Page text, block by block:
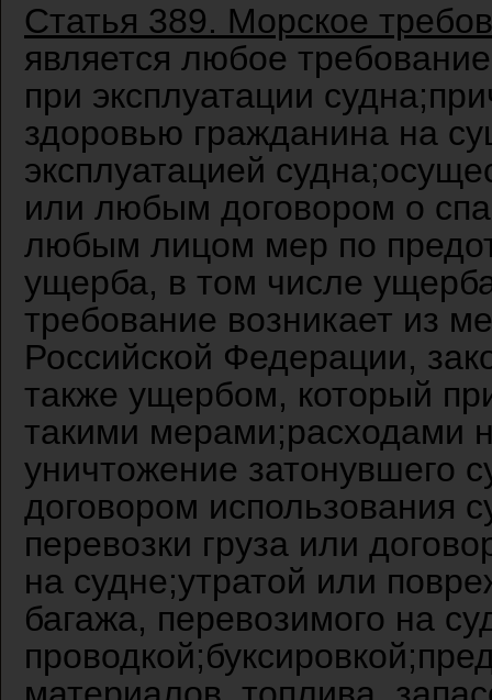
Статья 389. Морское
является любое
при эксплуатации
здоровью гражданина на
эксплуатацией
или любым договором о
любым лицом мер по
ущерба, в том числе
требование возникает из
Российской Федерации,
также ущербом, который
такими мерами;расходами
уничтожение затонувшего
договором использования
перевозки груза или
на судне;утратой или
багажа, перевозимого на